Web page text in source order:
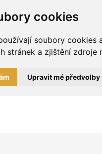
cookies
soubory cookies
stránek a zjištění zdroje
Upravit mé předvolby